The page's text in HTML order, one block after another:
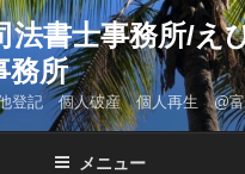
法書士事務所/え
務所
登記 個人破産 個人再生 @
メニュー